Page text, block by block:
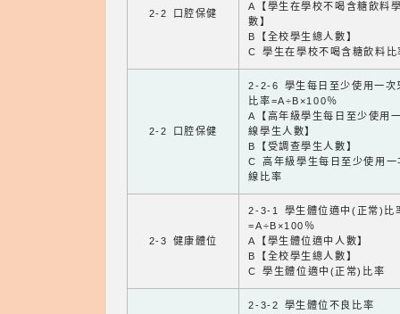
2-2 口腔保健
A【學生在學校不喝含糖飲料
數】
B【全校學生總人數】
C 學生在學校不喝含糖飲料比
2-2 口腔保健
2-2-6 學生每日至少使用一次
比率=A÷B×100％
A【高年級學生每日至少使用
線學生人數】
B【受調查學生人數】
C 高年級學生每日至少使用一
線比率
2-3 健康體位
2-3-1 學生體位適中(正常)比
=A÷B×100％
A【學生體位適中人數】
B【全校學生總人數】
C 學生體位適中(正常)比率
2-3-2 學生體位不良比率